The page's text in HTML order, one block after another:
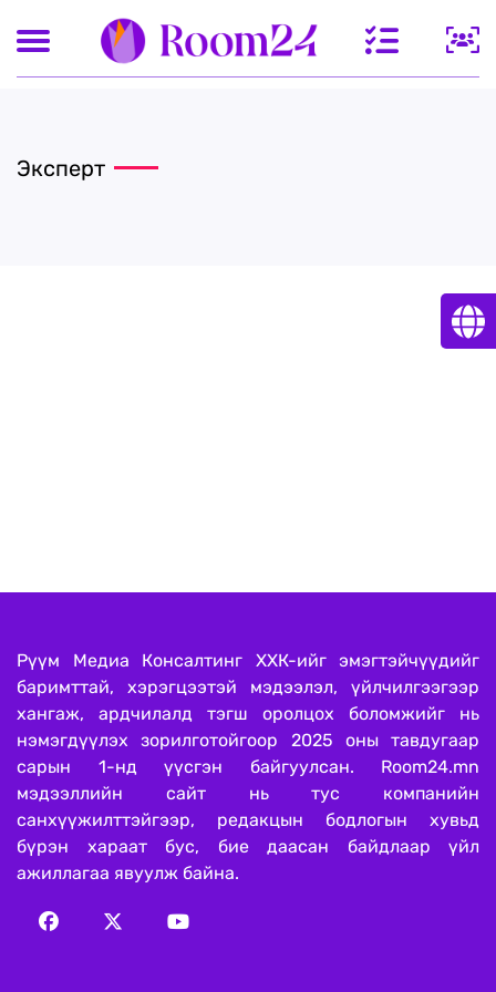
Эксперт
Рүүм Медиа Консалтинг ХХК-ийг эмэгтэйчүүдийг
баримттай, хэрэгцээтэй мэдээлэл, үйлчилгээгээр
хангаж, ардчилалд тэгш оролцох боломжийг нь
нэмэгдүүлэх зорилготойгоор 2025 оны тавдугаар
сарын 1-нд үүсгэн байгуулсан. Room24.mn
мэдээллийн сайт нь тус компанийн
санхүүжилттэйгээр, редакцын бодлогын хувьд
бүрэн хараат бус, бие даасан байдлаар үйл
ажиллагаа явуулж байна.